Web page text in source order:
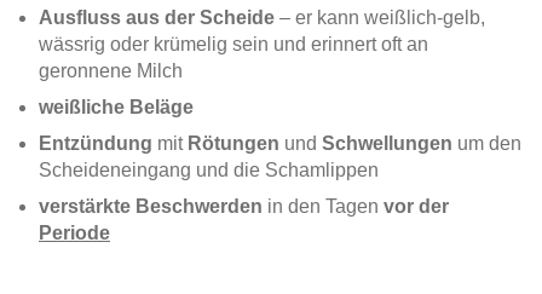
Ausfluss aus der Scheide – er kann weißlich-gelb,
wässrig oder krümelig sein und erinnert oft an
geronnene Milch
weißliche Beläge
Entzündung mit Rötungen und Schwellungen um den
Scheideneingang und die Schamlippen
verstärkte Beschwerden in den Tagen vor der
Periode